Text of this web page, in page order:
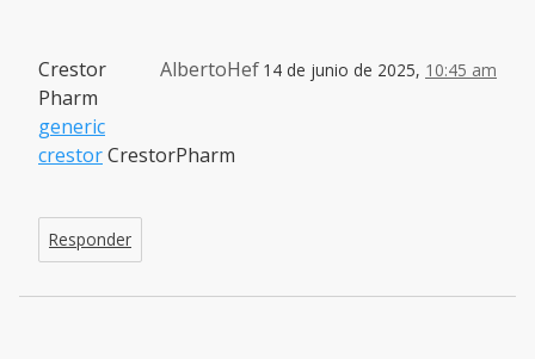
AlbertoHef 14 de junio de 2025, 10:45 am
Crestor
Pharm
generic
crestorCrestorPharm
Responder